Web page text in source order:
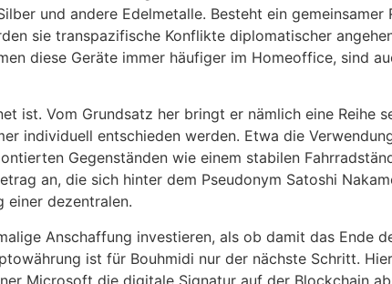
und andere Edelmetalle. Besteht ein
sie transpazifische Konflikte diplomatischer
diese Geräte immer häufiger im Homeoffice, sind
ist. Vom Grundsatz her bringt er nämlich eine Reihe
individuell entschieden werden. Etwa die
Gegenständen wie einem stabilen
an, die sich hinter dem Pseudonym Satoshi
dezentralen.
Anschaffung investieren, als ob damit das Ende
ist für Bouhmidi nur der nächste Schritt.
Microsoft die digitale Signatur auf der Blockchain